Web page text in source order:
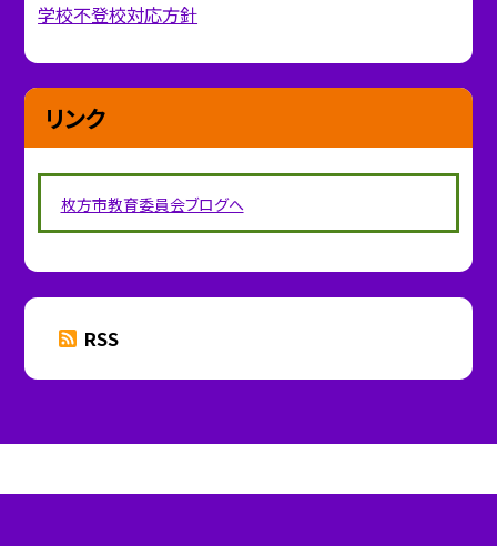
学校不登校対応方針
リンク
枚方市教育委員会ブログへ
RSS